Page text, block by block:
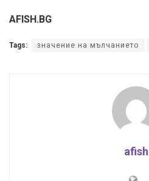
AFISH.BG
Tags: значение на мълчанието
afish